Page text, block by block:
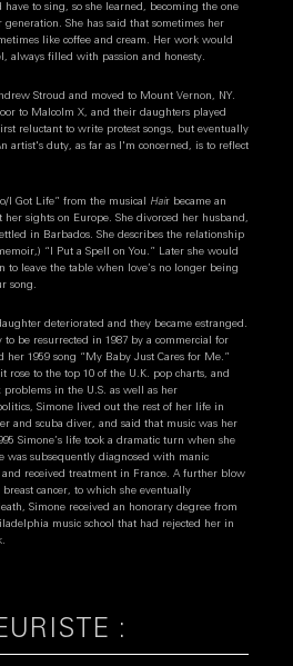
to sing, so she learned, becoming the one
She has said that sometimes her
like coffee and cream. Her work would
always filled with passion and honesty.
Stroud and moved to Mount Vernon, NY.
to Malcolm X, and their daughters played
reluctant to write protest songs, but eventually
artist's duty, as far as I'm concerned, is to reflect
I Got Life” from the musical Hair became an
sights on Europe. She divorced her husband,
in Barbados. She describes the relationship
“I Put a Spell on You.” Later she would
to leave the table when love’s no longer being
song.
deteriorated and they became estranged.
to be resurrected in 1987 by a commercial for
her 1959 song “My Baby Just Cares for Me.”
rose to the top 10 of the U.K. pop charts, and
problems in the U.S. as well as her
Simone lived out the rest of her life in
and scuba diver, and said that music was her
Simone’s life took a dramatic turn when she
was subsequently diagnosed with manic
received treatment in France. A further blow
cancer, to which she eventually
Simone received an honorary degree from
music school that had rejected her in
: